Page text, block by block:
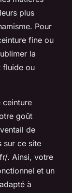
plus
Pour
fine ou
la
fluide ou
ceinture
goût
de
sur ce site
. Ainsi, votre
et un
à